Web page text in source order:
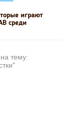
играют
среди
тему: